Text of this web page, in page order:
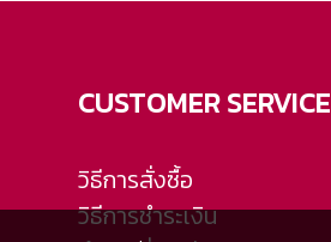
CUSTOMER SERVICE
วิธีการสั่งซื้อ
วิธีการชำระเงิน